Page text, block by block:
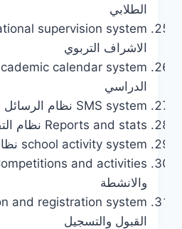
الطلابي
الاشراف التربوي
الدراسي
SMS system نظام الرسائل القصيرة
Reports and stats نظام التقارير والاحصائيات
school activity system نظام النشاط المدرسي
والانشطة
القبول والتسجيل